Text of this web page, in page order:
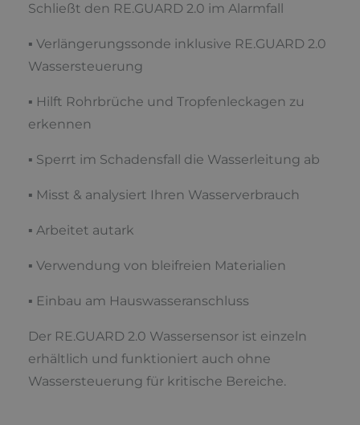
Schließt den RE.GUARD 2.0 im Alarmfall
▪ Verlängerungssonde inklusive RE.GUARD 2.0
Wassersteuerung
▪ Hilft Rohrbrüche und Tropfenleckagen zu
erkennen
▪ Sperrt im Schadensfall die Wasserleitung ab
▪ Misst & analysiert Ihren Wasserverbrauch
▪ Arbeitet autark
▪ Verwendung von bleifreien Materialien
▪ Einbau am Hauswasseranschluss
Der RE.GUARD 2.0 Wassersensor ist einzeln
erhältlich und funktioniert auch ohne
Wassersteuerung für kritische Bereiche.